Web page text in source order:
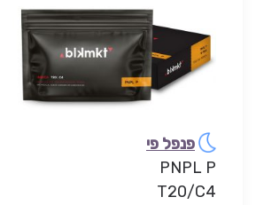
פנפל פי
PNPL P
T20/C4